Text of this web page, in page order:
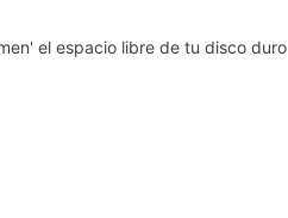
el espacio libre de tu disco duro